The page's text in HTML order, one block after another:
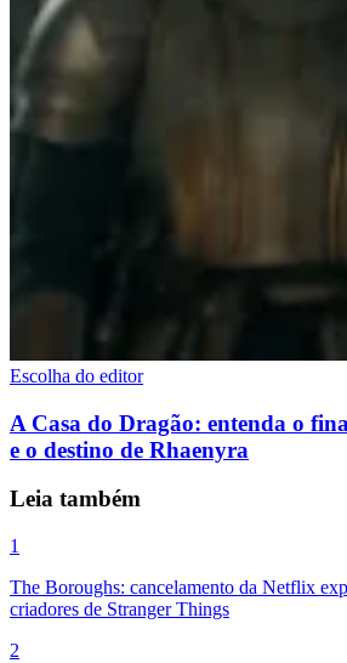
Escolha do editor
A Casa do Dragão: entenda o
e o destino de Rhaenyra
Leia também
1
The Boroughs: cancelamento da Netflix
criadores de Stranger Things
2